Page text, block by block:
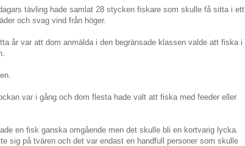
tävling hade samlat 28 stycken fiskare som skulle få sitta i ett
och svag vind från höger.
år var att dom anmälda i den begränsade klassen valde att fiska i
var i gång och dom flesta hade valt att fiska med feeder eller
en fisk ganska omgående men det skulle bli en kortvarig lycka.
sig på tvären och det var endast en handfull personer som skulle